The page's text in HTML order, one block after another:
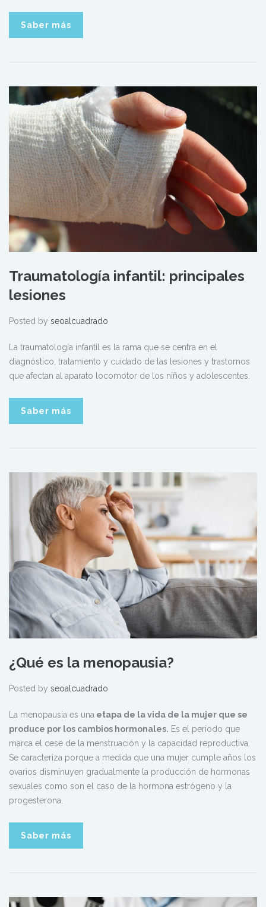
Saber más
Traumatología infantil: principales
lesiones
Posted by seoalcuadrado
La traumatología infantil es la rama que se centra en el
diagnóstico, tratamiento y cuidado de las lesiones y trastornos
que afectan al aparato locomotor de los niños y adolescentes.
Saber más
¿Qué es la menopausia?
Posted by seoalcuadrado
La menopausia es una etapa de la vida de la mujer que se
produce por los cambios hormonales. Es el periodo que
marca el cese de la menstruación y la capacidad reproductiva.
Se caracteriza porque a medida que una mujer cumple años los
ovarios disminuyen gradualmente la producción de hormonas
sexuales como son el caso de la hormona estrógeno y la
progesterona.
Saber más